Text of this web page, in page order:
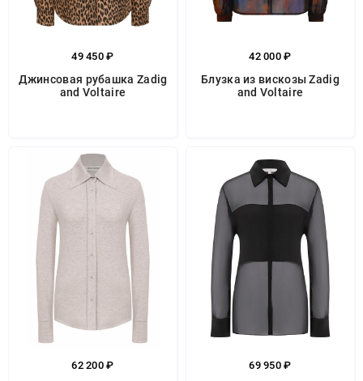
49 450 ₽
Джинсовая рубашка Zadig
and Voltaire
42 000 ₽
Блузка из вискозы Zadig
and Voltaire
62 200 ₽ 69 950 ₽